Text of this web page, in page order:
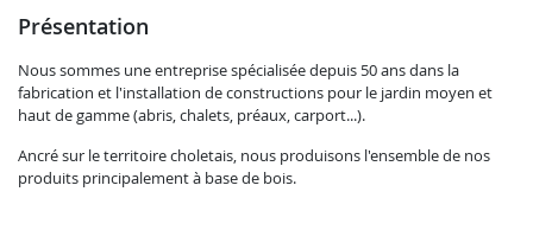
présentation
Nous sommes une entreprise spécialisée depuis 50 ans dans la
fabrication et l'installation de constructions pour le jardin moyen et
haut de gamme (abris, chalets, préaux, carport...).
Ancré sur le territoire choletais, nous produisons l'ensemble de nos
produits principalement à base de bois.